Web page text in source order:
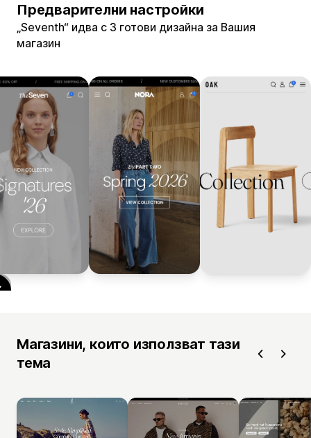
Предварителни настройки
„Seventh“ идва с 3 готови дизайна за Вашия
магазин
Магазини, които използват тази
тема